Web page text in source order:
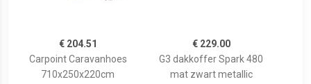
€ 204.51
Carpoint Caravanhoes
710x250x220cm
€ 229.00
G3 dakkoffer Spark 480
mat zwart metallic